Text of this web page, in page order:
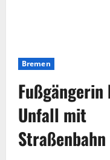
Bremen
Fußgängerin
Unfall mit